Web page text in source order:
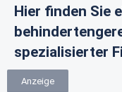
Hier finden Sie
spezialisierter
Anzeige